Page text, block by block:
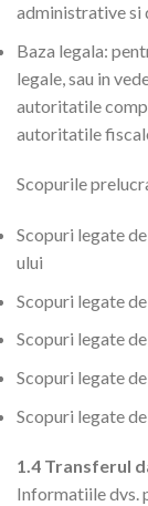
administrative si
Baza legala:
legale, sau in
autoritatile
autoritatile
Scopurile
Scopuri legate
ului
Scopuri legate
Scopuri legate
Scopuri legate
Scopuri legate
1.4 Transferul
Informatiile dvs.